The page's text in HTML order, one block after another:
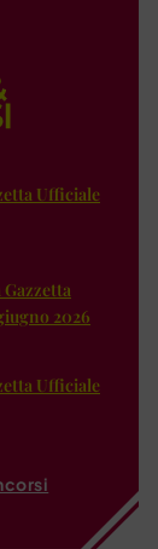
Ufficiale
2026
Ufficiale